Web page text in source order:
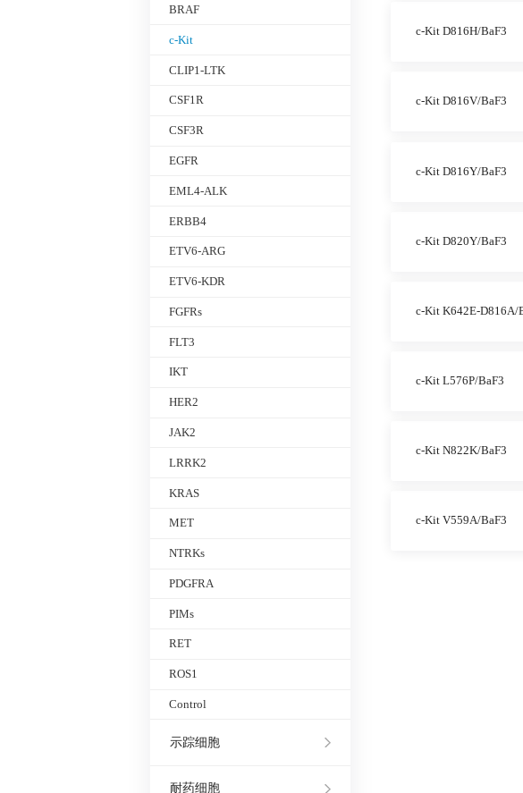
BRAF
c-Kit
CLIP1-LTK
CSF1R
CSF3R
EGFR
EML4-ALK
ERBB4
ETV6-ARG
ETV6-KDR
FGFRs
FLT3
IKT
HER2
JAK2
LRRK2
KRAS
MET
NTRKs
PDGFRA
PIMs
RET
ROS1
Control
示踪细胞
耐药细胞
c-Kit D816H/BaF3
c-Kit D816V/BaF3
c-Kit D816Y/BaF3
c-Kit D820Y/BaF3
c-Kit K642E-D816A/
c-Kit L576P/BaF3
c-Kit N822K/BaF3
c-Kit V559A/BaF3